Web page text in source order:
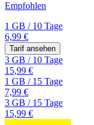
Empfohlen
1 GB /10 Tage
6,99 €
Tarif ansehen
3 GB /10 Tage
15,99 €
1 GB /15 Tage
7,99 €
3 GB /15 Tage
15,99 €